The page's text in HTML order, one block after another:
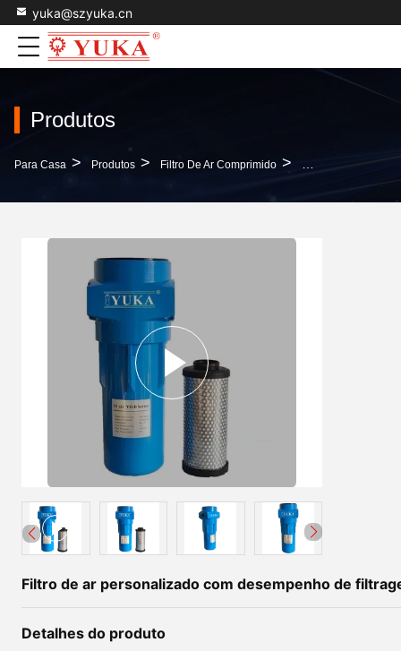
yuka@szyuka.cn
Produtos
Para Casa > Produtos > Filtro De Ar Comprimido > Filtro De Ar
Filtro de ar personalizado com desempenho de
Detalhes do produto